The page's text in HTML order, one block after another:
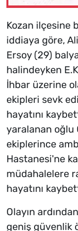
Kozan ilçesine
iddiaya göre,
Ersoy (29)
halindeyken
İhbar üzerine
ekipleri sevk
hayatını
yaralanan oğlu
ekiplerince
Hastanesi'ne
müdahalelere
hayatını
Olayın
geniş güvenlik